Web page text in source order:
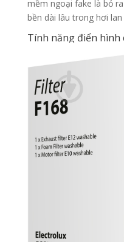
mềm ngoại fake là bỏ
bền dài lâu trong hơi
Tính năng điển hình